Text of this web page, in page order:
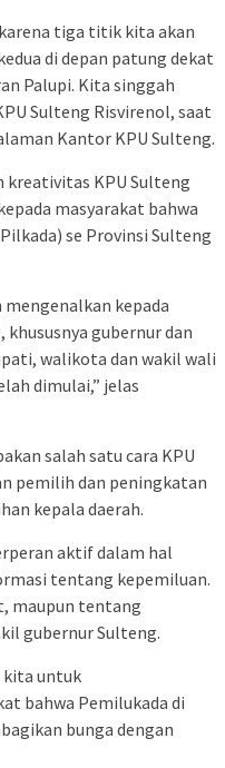
tiga titik kita akan
di depan patung dekat
Palupi. Kita singgah
Sulteng Risvirenol, saat
Kantor KPU Sulteng.
kreativitas KPU Sulteng
masyarakat bahwa
se Provinsi Sulteng
kepada
gubernur dan
walikota dan wakil wali
dimulai,” jelas
salah satu cara KPU
pemilih dan peningkatan
kepala daerah.
aktif dalam hal
tentang kepemiluan.
maupun tentang
gubernur Sulteng.
kita untuk
bahwa Pemilukada di
bunga dengan